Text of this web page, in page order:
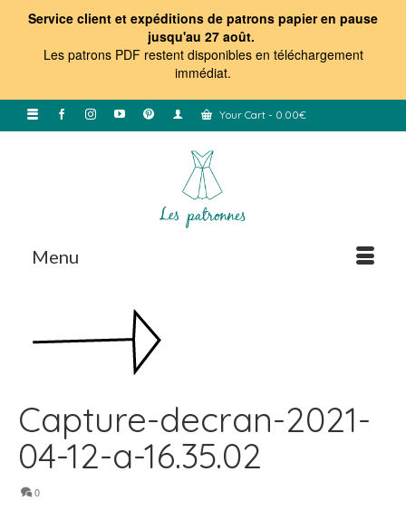
Service client et expéditions de patrons papier en pause
jusqu'au 27 août.
Les patrons PDF restent disponibles en téléchargement
immédiat.
Your Cart - 0.00€
Menu
Capture-decran-2021-
04-12-a-16.35.02
0